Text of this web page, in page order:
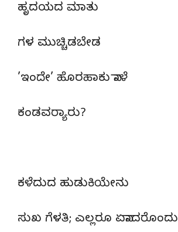
ಹೃದಯದ ಮಾತು
ಗಳ ಮುಚ್ಚಿಡಬೇಡ
’ಇಂದೇ’ ಹೊರಹಾಕು ನಾಳೆ
ಕಂಡವರ್‍ಯಾರು?
ಕಳೆದುದ ಹುಡುಕಿಯೇನು
ಸುಖ ಗೆಳತಿ; ಎಲ್ಲರೂ ಏನಾದರೊಂದು